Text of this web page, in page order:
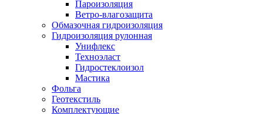
Пароизоляция
Ветро-влагозащита
Обмазочная гидроизоляция
Гидроизоляция рулонная
Унифлекс
Техноэласт
Гидростеклоизол
Мастика
Фольга
Геотекстиль
Комплектующие